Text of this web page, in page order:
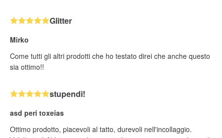
Glitter
Mirko
Come tutti gli altri prodotti che ho testato direi che anche questo
sia ottimo!!
stupendi!
asd peri toxeias
Ottimo prodotto, piacevoli al tatto, durevoli nell'incollaggio.